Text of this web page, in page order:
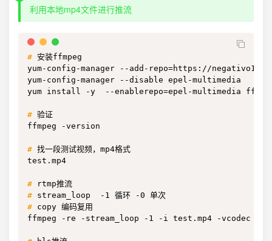
利用本地mp4文件进行推流
# 安装ffmpeg
yum-config-manager --add-repo=https://
yum-config-manager --disable epel-multimedia
yum install -y  --enablerepo=epel-multimedia
# 验证
ffmpeg -version
# 找一段测试视频，mp4格式
test.mp4
#
rtmp推流
# stream_loop  -1 循环 -0 单次
# copy 编码复用
ffmpeg -re -stream_loop -1 -i test.mp4 -vcodec